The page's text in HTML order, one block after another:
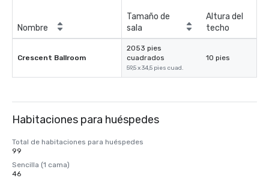
Nombre
Tamaño de
sala
Altura del
techo
Crescent Ballroom
2053 pies
cuadrados
59,5 x 34,5 pies cuad.
10 pies
Habitaciones para huéspedes
Total de habitaciones para huéspedes
99
Sencilla (1 cama)
46